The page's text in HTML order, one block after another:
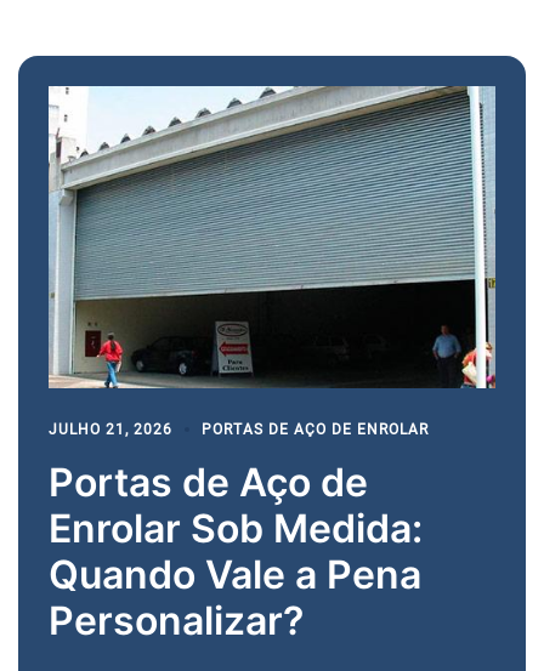
JULHO 21, 2026 PORTAS DE AÇO DE ENROLAR
Portas de Aço de
Enrolar Sob Medida:
Quando Vale a Pena
Personalizar?